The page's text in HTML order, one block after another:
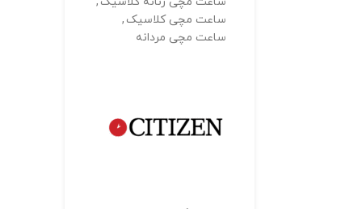
ساعت مچی کلاسیک ,
ساعت مچی مردانه